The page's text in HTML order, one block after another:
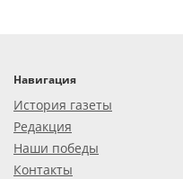
Навигация
История газеты
Редакция
Наши победы
Контакты